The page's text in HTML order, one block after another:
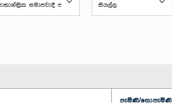
පැමිණි/නොපැමිණි